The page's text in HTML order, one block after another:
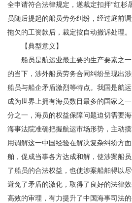
全申请符合法律规定，遂裁定扣押“红杉
员随后提起的船员劳务纠纷，经过庭前
拖欠的工资款后，裁定按自动撤诉处理。
【典型意义】
船员是航运业最主要的生产要素之一
的当下，涉外船员劳务合同纠纷呈现出
船员与船企矛盾激烈等特点。我国是航
成为世界上拥有海员数目最多的国家之
分之一，海员的权益保障问题迫切需要
海事法院准确把握航运市场形势，主动
用调解这一中国经验在解决复杂纠纷方
舶，促成当事各方达成和解，使涉案船
了船员的合法权益，也使涉案船舶得以
避免了矛盾的激化，取得了良好的法律
高效的审理，有力提升了中国海事司法